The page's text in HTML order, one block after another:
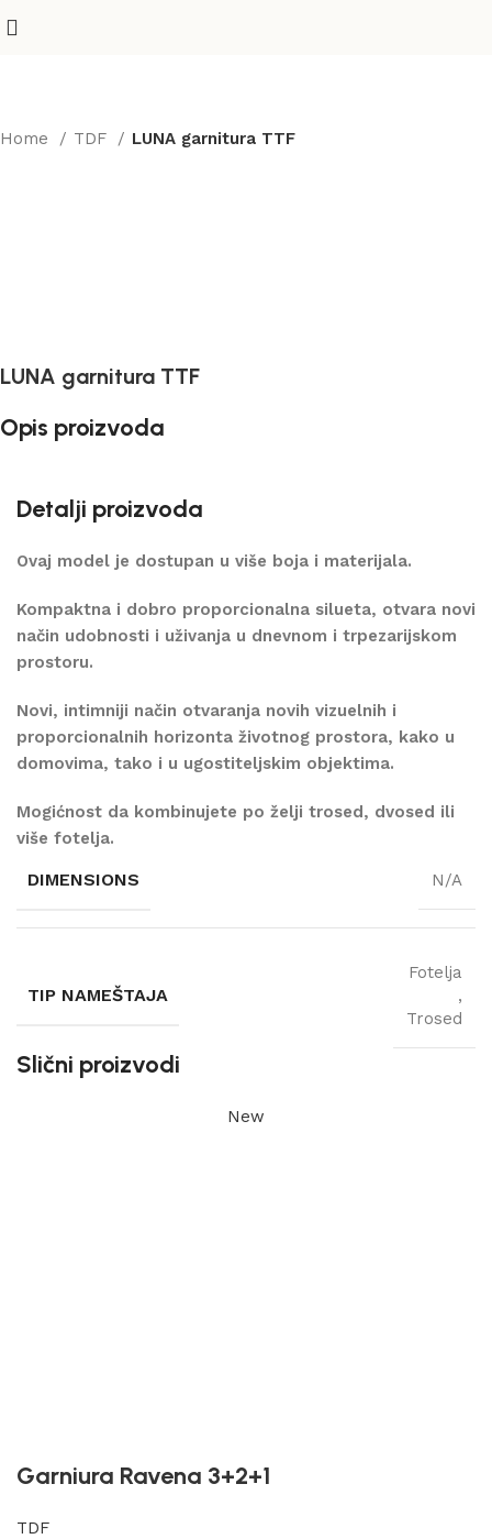
Home TDF LUNA garnitura TTF
LUNA garnitura TTF
Opis proizvoda
Detalji proizvoda
Ovaj model je dostupan u više boja i materijala.
Kompaktna i dobro proporcionalna silueta, otvara novi
način udobnosti i uživanja u dnevnom i trpezarijskom
prostoru.
Novi, intimniji način otvaranja novih vizuelnih i
proporcionalnih horizonta životnog prostora, kako u
domovima, tako i u ugostiteljskim objektima.
Mogićnost da kombinujete po želji trosed, dvosed ili
više fotelja.
DIMENSIONS N/A
TIP NAMEŠTAJA
Fotelja
,
Trosed
Slični proizvodi
New
Garniura Ravena 3+2+1
TDF